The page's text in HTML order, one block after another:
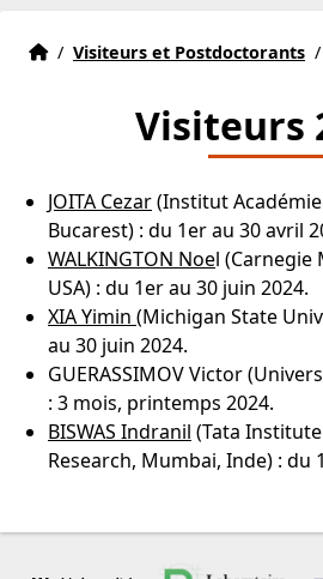
Accueil
Accueil
/ Visiteurs et Postdoctorants /
Visiteurs
JOITA Cezar(Institut
Bucarest) : du 1er au 30 avril
WALKINGTON Noel (Carnegie
USA) : du 1er au 30 juin 2024.
XIA Yimin (Michigan State
au 30 juin 2024.
GUERASSIMOV Victor
: 3 mois, printemps 2024.
BISWAS Indranil (Tata
Research, Mumbai, Inde) : du